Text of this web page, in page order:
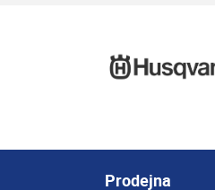
Prodejna